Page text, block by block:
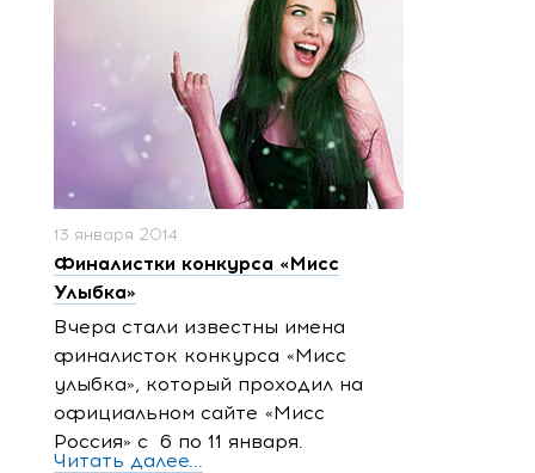
13 января 2014
Финалистки конкурса «Мисс
Улыбка»
Вчера стали известны имена
финалисток конкурса «Мисс
улыбка», который проходил на
официальном сайте «Мисс
Россия» с 6 по 11 января.
Читать далее...